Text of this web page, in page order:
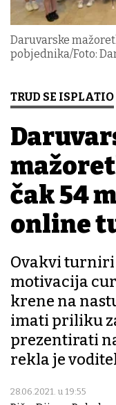
Daruvarske
pobjednika/Foto:
TRUD SE ISPLATIO
čak 54
online
Ovakvi
motivacija
krene na
imati priliku
prezentirati
rekla je
28.06.2021. u 19:55